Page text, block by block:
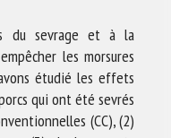
du sevrage et à la
les morsures
étudié les effets
qui ont été sevrés
(CC), (2)
le cadre de la